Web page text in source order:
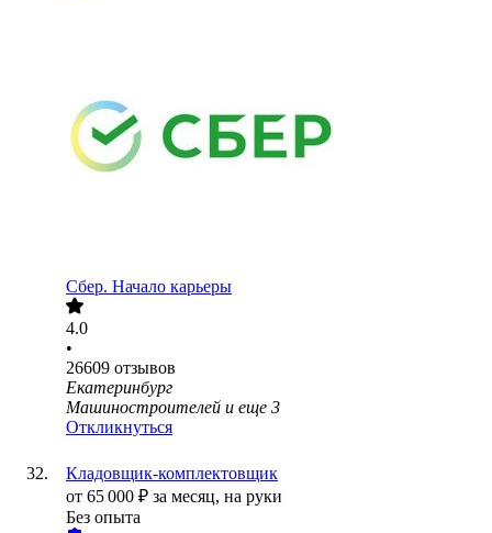
Сбер. Начало карьеры
4.0
•
26609 отзывов
Екатеринбург
Машиностроителей и еще 3
Откликнуться
Кладовщик-комплектовщик
от 65 000 ₽ за месяц, на руки
Без опыта